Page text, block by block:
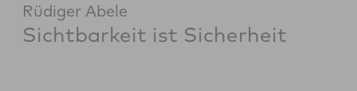
Rüdiger Abele
Sichtbarkeit ist Sicherheit